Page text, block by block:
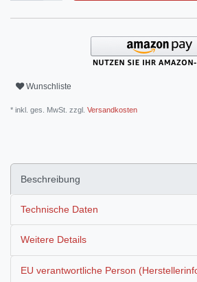
Wunschliste
* inkl. ges. MwSt. zzgl. Versandkosten
Beschreibung
Technische Daten
Weitere Details
EU verantwortliche Person